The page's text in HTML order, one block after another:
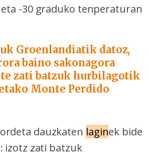
-30 graduko tenperaturan
Groenlandiatik datoz,
baino sakonagora
zati batzuk hurbilagotik
Monte Perdido
dauzkaten laginek bide
izotz zati batzuk